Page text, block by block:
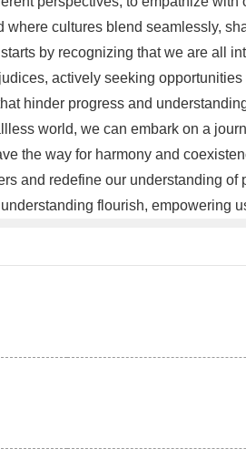
cultures blend seamlessly,
by recognizing that we are all
actively seeking
hinder progress and
world, we can embark on a
the way for harmony and
and redefine our understanding
flourish, empowering